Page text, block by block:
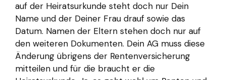
auf der Heiratsurkunde steht doch nur Dein
Name und der Deiner Frau drauf sowie das
Datum. Namen der Eltern stehen doch nur auf
den weiteren Dokumenten. Dein AG muss diese
Änderung übrigens der Rentenversicherung
mitteilen und für die braucht er die